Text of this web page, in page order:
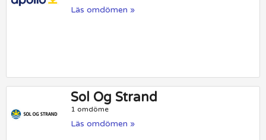
Läs omdömen »
Sol Og Strand
1 omdöme
Läs omdömen »